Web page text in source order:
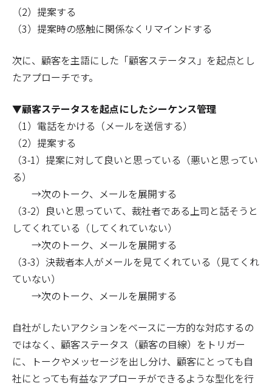
（2）提案する
（3）提案時の感触に関係なくリマインドする
次に、顧客を主語にした「顧客ステータス」を起点とし
たアプローチです。
▼顧客ステータスを起点にしたシーケンス管理
（1）電話をかける（メールを送信する）
（2）提案する
（3-1）提案に対して良いと思っている（悪いと思ってい
る）
→次のトーク、メールを展開する
（3-2）良いと思っていて、裁社者である上司と話そうと
してくれている（してくれていない）
→次のトーク、メールを展開する
（3-3）決裁者本人がメールを見てくれている（見てくれ
ていない）
→次のトーク、メールを展開する
自社がしたいアクションをベースに一方的な対応するの
ではなく、顧客ステータス（顧客の目線）をトリガー
に、トークやメッセージを出し分け、顧客にとっても自
社にとっても有益なアプローチができるような型化を行